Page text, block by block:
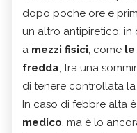
dopo poche ore e
un altro antipiretico; in
a mezzi fisici, come le
fredda, tra una
di tenere controllata
In caso di febbre alta
medico, ma è lo